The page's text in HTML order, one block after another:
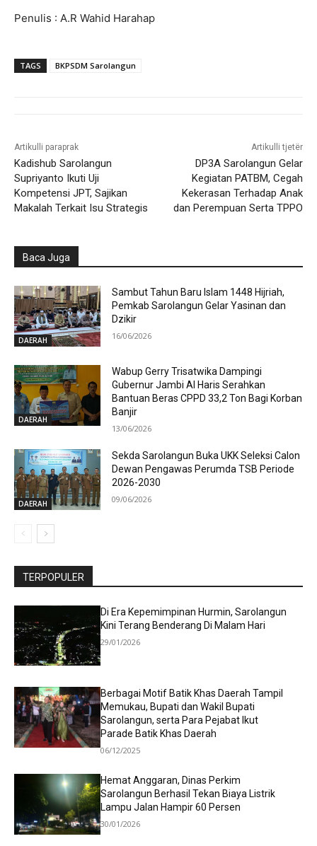
Penulis : A.R Wahid Harahap
TAGS BKPSDM Sarolangun
Artikulli paraprak
Kadishub Sarolangun
Supriyanto Ikuti Uji
Kompetensi JPT, Sajikan
Makalah Terkait Isu Strategis
Artikulli tjetër
DP3A Sarolangun Gelar
Kegiatan PATBM, Cegah
Kekerasan Terhadap Anak
dan Perempuan Serta TPPO
Baca Juga
DAERAH
Sambut Tahun Baru Islam 1448 Hijriah,
Pemkab Sarolangun Gelar Yasinan dan
Dzikir
16/06/2026
DAERAH
Wabup Gerry Trisatwika Dampingi
Gubernur Jambi Al Haris Serahkan
Bantuan Beras CPPD 33,2 Ton Bagi Korban
Banjir
13/06/2026
DAERAH
Sekda Sarolangun Buka UKK Seleksi Calon
Dewan Pengawas Perumda TSB Periode
2026-2030
09/06/2026
TERPOPULER
Di Era Kepemimpinan Hurmin, Sarolangun
Kini Terang Benderang Di Malam Hari
29/01/2026
Berbagai Motif Batik Khas Daerah Tampil
Memukau, Bupati dan Wakil Bupati
Sarolangun, serta Para Pejabat Ikut
Parade Batik Khas Daerah
06/12/2025
Hemat Anggaran, Dinas Perkim
Sarolangun Berhasil Tekan Biaya Listrik
Lampu Jalan Hampir 60 Persen
30/01/2026